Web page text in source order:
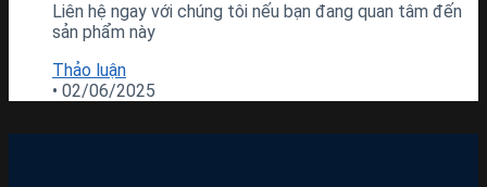
Liên hệ ngay với chúng tôi nếu bạn đang quan tâm đến
sản phẩm này
Thảo luận
• 02/06/2025